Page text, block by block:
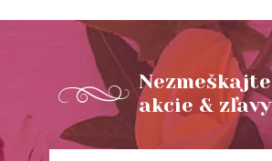
Nezmeškajte
akcie & zľavy